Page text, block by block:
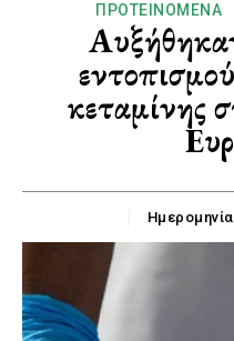
ΠΡΟΤΕΙΝΌΜΕΝΑ
κεταμίνης